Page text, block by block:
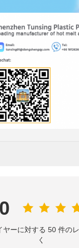
ヤーに対する 50 件の
く